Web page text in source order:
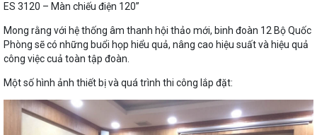
ES 3120 – Màn chiếu điện 120”
Mong rằng với hệ thống âm thanh hội thảo mới, binh đoàn 12 Bộ Quốc
Phòng sẽ có những buổi họp hiểu quả, nâng cao hiệu suất và hiệu quả
công việc cuả toàn tập đoàn.
Một số hình ảnh thiết bị và quá trình thi công lắp đặt: